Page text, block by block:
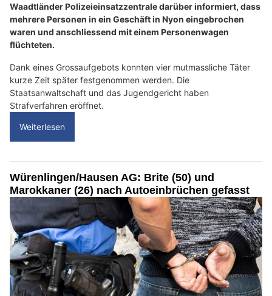
Waadtländer Polizeieinsatzzentrale darüber informiert, dass
mehrere Personen in ein Geschäft in Nyon eingebrochen
waren und anschliessend mit einem Personenwagen
flüchteten.
Dank eines Grossaufgebots konnten vier mutmassliche Täter
kurze Zeit später festgenommen werden. Die
Staatsanwaltschaft und das Jugendgericht haben
Strafverfahren eröffnet.
Weiterlesen
Würenlingen/Hausen AG: Brite (50) und
Marokkaner (26) nach Autoeinbrüchen gefasst